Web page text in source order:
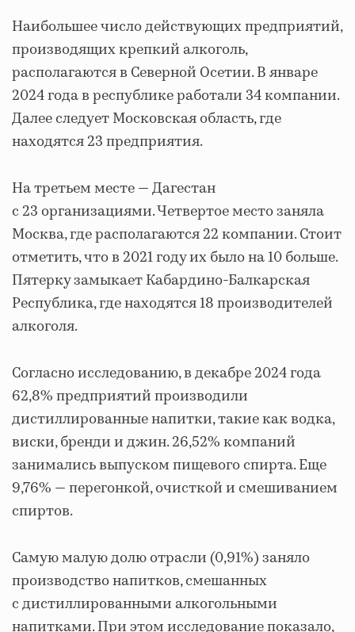
Наибольшее число действующих предприятий,
производящих крепкий алкоголь,
располагаются в Северной Осетии. В январе
2024 года в республике работали 34 компании.
Далее следует Московская область, где
находятся 23 предприятия.
На третьем месте — Дагестан
с 23 организациями. Четвертое место заняла
Москва, где располагаются 22 компании. Стоит
отметить, что в 2021 году их было на 10 больше.
Пятерку замыкает Кабардино-Балкарская
Республика, где находятся 18 производителей
алкоголя.
Согласно исследованию, в декабре 2024 года
62,8% предприятий производили
дистиллированные напитки, такие как водка,
виски, бренди и джин. 26,52% компаний
занимались выпуском пищевого спирта. Еще
9,76% — перегонкой, очисткой и смешиванием
спиртов.
Самую малую долю отрасли (0,91%) заняло
производство напитков, смешанных
с дистиллированными алкогольными
напитками. При этом исследование показало,